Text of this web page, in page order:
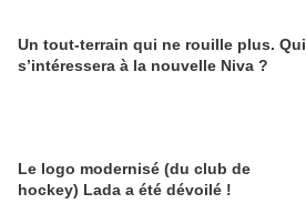
Un tout-terrain qui ne rouille plus. Qui
s’intéressera à la nouvelle Niva ?
Le logo modernisé (du club de
hockey) Lada a été dévoilé !